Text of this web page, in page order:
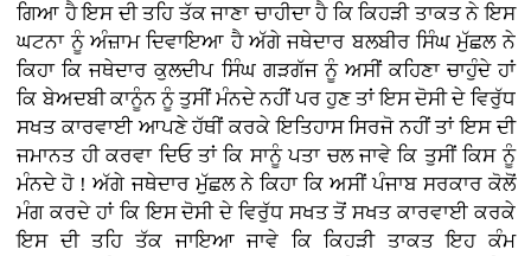
ਗਿਆ ਹੈ ਇਸ ਦੀ ਤਹਿ ਤੱਕ ਜਾਣਾ ਚਾਹੀਦਾ ਹੈ ਕਿ ਕਿਹੜੀ ਤਾਕਤ ਨੇ ਇਸ
ਘਟਨਾ ਨੂੰ ਅੰਜ਼ਾਮ ਦਿਵਾਇਆ ਹੈ ਅੱਗੇ ਜਥੇਦਾਰ ਬਲਬੀਰ ਸਿੰਘ ਮੁੱਛਲ ਨੇ
ਕਿਹਾ ਕਿ ਜਥੇਦਾਰ ਕੁਲਦੀਪ ਸਿੰਘ ਗੜਗੱਜ ਨੂੰ ਅਸੀਂ ਕਹਿਣਾ ਚਾਹੁੰਦੇ ਹਾਂ
ਕਿ ਬੇਅਦਬੀ ਕਾਨੂੰਨ ਨੂੰ ਤੁਸੀਂ ਮੰਨਦੇ ਨਹੀਂ ਪਰ ਹੁਣ ਤਾਂ ਇਸ ਦੋਸੀ ਦੇ ਵਿਰੁੱਧ
ਸਖਤ ਕਾਰਵਾਈ ਆਪਣੇ ਹੱਥੀਂ ਕਰਕੇ ਇਤਿਹਾਸ ਸਿਰਜੋ ਨਹੀਂ ਤਾਂ ਇਸ ਦੀ
ਜਮਾਨਤ ਹੀ ਕਰਵਾ ਦਿਓ ਤਾਂ ਕਿ ਸਾਨੂੰ ਪਤਾ ਚਲ ਜਾਵੇ ਕਿ ਤੁਸੀਂ ਕਿਸ ਨੂੰ
ਮੰਨਦੇ ਹੋ ! ਅੱਗੇ ਜਥੇਦਾਰ ਮੁੱਛਲ ਨੇ ਕਿਹਾ ਕਿ ਅਸੀਂ ਪੰਜਾਬ ਸਰਕਾਰ ਕੋਲੋਂ
ਮੰਗ ਕਰਦੇ ਹਾਂ ਕਿ ਇਸ ਦੋਸੀ ਦੇ ਵਿਰੁੱਧ ਸਖਤ ਤੋਂ ਸਖਤ ਕਾਰਵਾਈ ਕਰਕੇ
ਇਸ ਦੀ ਤਹਿ ਤੱਕ ਜਾਇਆ ਜਾਵੇ ਕਿ ਕਿਹੜੀ ਤਾਕਤ ਇਹ ਕੰਮ